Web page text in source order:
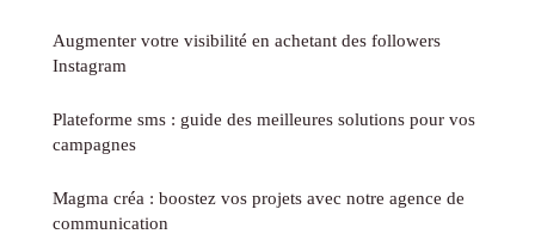
Augmenter votre visibilité en achetant des followers
Instagram
Plateforme sms : guide des meilleures solutions pour vos
campagnes
Magma créa : boostez vos projets avec notre agence de
communication